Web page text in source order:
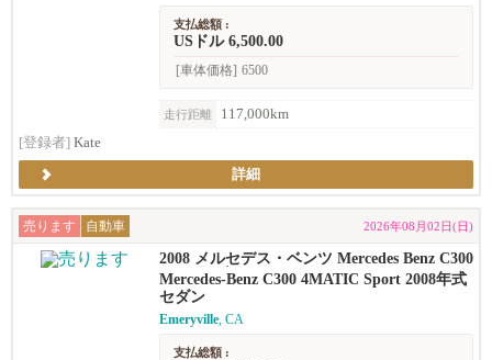
支払総額 :
USドル 6,500.00
[車体価格] 6500
走行距離
117,000km
[登録者] Kate
詳細
売ります 自動車 2026年08月02日(日)
2008 メルセデス・ベンツ Mercedes Benz C300
sport セダン
Mercedes-Benz C300 4MATIC Sport 2008年式
セダン
Emeryville, CA
支払総額 :